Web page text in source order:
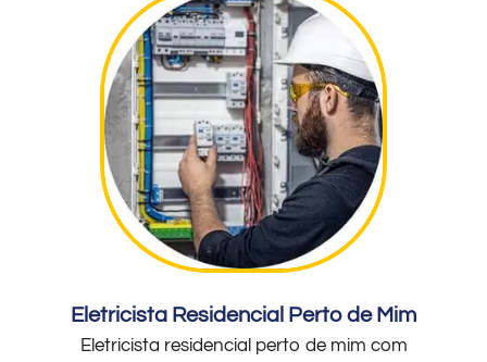
Eletricista Residencial Perto de Mim
Eletricista residencial perto de mim com